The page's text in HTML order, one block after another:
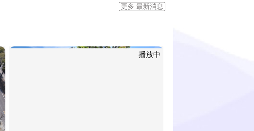
更多 最新消息
播放中